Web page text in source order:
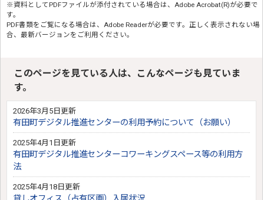
※資料としてPDFファイルが添付されている場合は、 Adobe Acrobat(R)が必要で
す。
PDF書類をご覧になる場合は、 Adobe Readerが必要です。正しく表示されない場
合、最新バージョンをご利用ください。
このページを見ている人は、こんなページも見ていま
す。
2026年3月5日更新
有田町デジタル推進センターの利用予約について（お願い）
2025年4月1日更新
有田町デジタル推進センターコワーキングスペース等の利用方
法
2025年4月18日更新